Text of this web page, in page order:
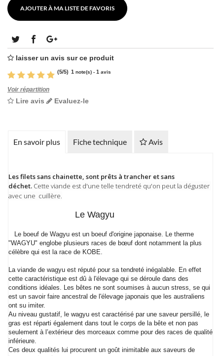
AJOUTER À MA LISTE DE FAVORIS
laisser un avis sur ce produit
(5/5) 1 note(s) - 1 avis
Voir répartition
Lire avis Evaluez-le
En savoir plus Fiche technique Avis
Les filets sans chainette, sont prêts à trancher et sans
déchet. Cette viande est d'une telle tendreté qu'on peut la déguster
avec une cuillère.
Le Wagyu
Le boeuf de Wagyu est un boeuf d'origine japonaise. Le therme
"WAGYU" englobe plusieurs races de bœuf dont notamment la plus
célèbre qui est la race de KOBE.
La viande de wagyu est réputé pour sa tendreté inégalable. En effet
cette caractéristique est dû à l'élevage qui se déroule dans des
conditions idéales. Les bêtes ne sont soumises à aucun stress, se qui
est un savoir faire ancestral de l'élevage japonais que les australiens
ont su imiter.
Au niveau gustatif, le wagyu est caractérisé par une saveur persillé, le
gras est réparti également dans tout le corps de la bête et non pas
seulement à l’extérieur des morceaux comme pour des races de qualité
inférieure.
Ces deux qualités lui procurent un goût inimitable aux saveurs de